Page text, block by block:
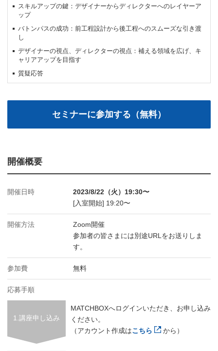
スキルアップの鍵：デザイナーからディレクターへのレイヤーア
ップ
バトンパスの成功：前工程設計から後工程へのスムーズな引き渡
し
デザイナーの視点、ディレクターの視点：補える領域を広げ、キ
ャリアアップを目指す
質疑応答
開催概要
開催日時
2023/8/22（火）19:30〜
[入室開始] 19:20〜
開催方法
Zoom開催
参加者の皆さまには別途URLをお送りしま
す。
参加費 無料
応募手順
1.講座申し込み
MATCHBOXへログインいただき、お申し込み
ください。
（アカウント作成はこちら から）